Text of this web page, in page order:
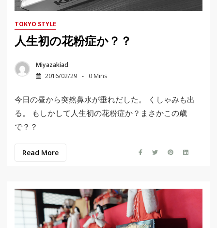
TOKYO STYLE
人生初の花粉症か？？
Miyazakiad
2016/02/29
0 Mins
今日の昼から突然鼻水が垂れだした。 くしゃみも出
る。 もしかして人生初の花粉症か？まさかこの歳
で？？
Read More